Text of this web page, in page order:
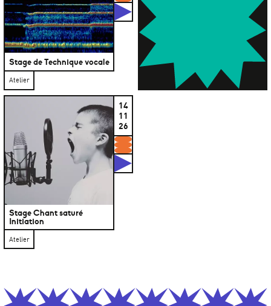
Stage de Technique vocale
Studios
Atelier
Stage Chant saturé
Initiation
14
11
26
Atelier